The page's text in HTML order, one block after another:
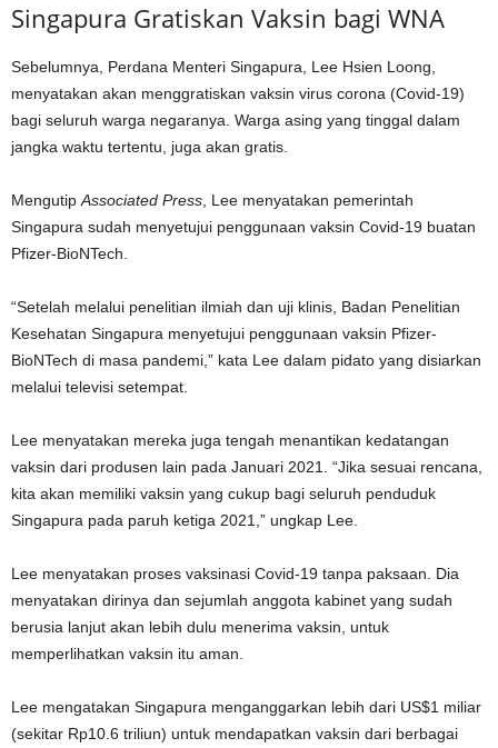
Singapura Gratiskan Vaksin bagi WNA
Sebelumnya, Perdana Menteri Singapura, Lee Hsien Loong,
menyatakan akan menggratiskan vaksin virus corona (Covid-19)
bagi seluruh warga negaranya. Warga asing yang tinggal dalam
jangka waktu tertentu, juga akan gratis.
Mengutip Associated Press , Lee menyatakan pemerintah
Singapura sudah menyetujui penggunaan vaksin Covid-19 buatan
Pfizer-BioNTech.
“Setelah melalui penelitian ilmiah dan uji klinis, Badan Penelitian
Kesehatan Singapura menyetujui penggunaan vaksin Pfizer-
BioNTech di masa pandemi,” kata Lee dalam pidato yang disiarkan
melalui televisi setempat.
Lee menyatakan mereka juga tengah menantikan kedatangan
vaksin dari produsen lain pada Januari 2021. “Jika sesuai rencana,
kita akan memiliki vaksin yang cukup bagi seluruh penduduk
Singapura pada paruh ketiga 2021,” ungkap Lee.
Lee menyatakan proses vaksinasi Covid-19 tanpa paksaan. Dia
menyatakan dirinya dan sejumlah anggota kabinet yang sudah
berusia lanjut akan lebih dulu menerima vaksin, untuk
memperlihatkan vaksin itu aman.
Lee mengatakan Singapura menganggarkan lebih dari US$1 miliar
(sekitar Rp10.6 triliun) untuk mendapatkan vaksin dari berbagai